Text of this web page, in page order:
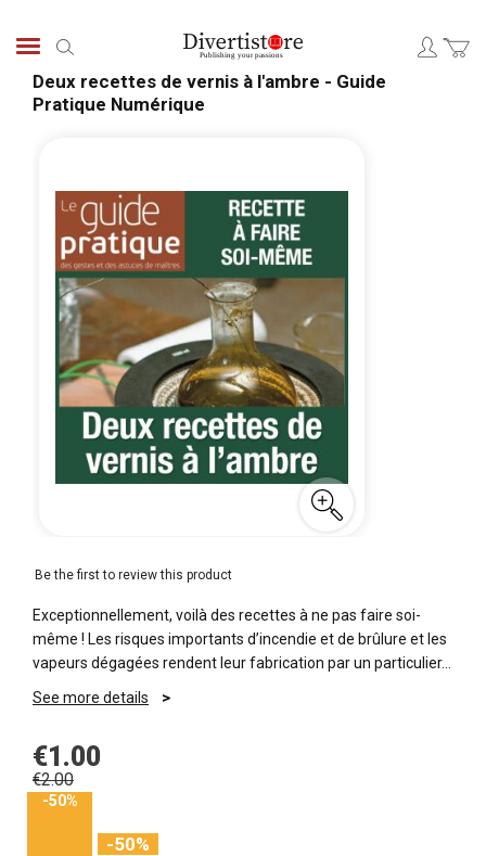
Deux recettes de vernis à l'ambre - Guide
Pratique Numérique
images
gallery
Be the first to review this product
Exceptionnellement, voilà des recettes à ne pas faire soi-
même ! Les risques importants d’incendie et de brûlure et les
vapeurs dégagées rendent leur fabrication par un particulier...
See more details
€1.00
€2.00
-50%
-50%